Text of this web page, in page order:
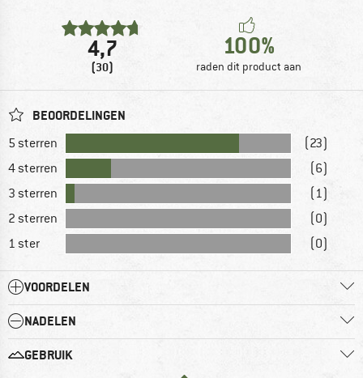
4,7
(30)
100%
raden dit product aan
BEOORDELINGEN
5 sterren
(23)
4 sterren
(6)
3 sterren
(1)
2 sterren
(0)
1 ster
(0)
VOORDELEN
NADELEN
GEBRUIK